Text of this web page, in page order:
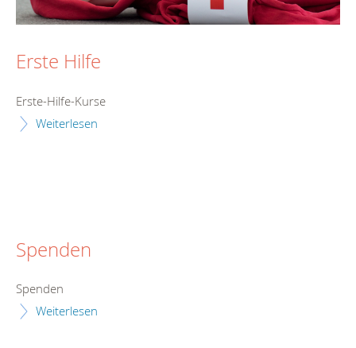
Erste Hilfe
Erste-Hilfe-Kurse
Weiterlesen
Spenden
Spenden
Weiterlesen